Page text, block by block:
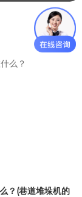
么？
？(巷道堆垛机的